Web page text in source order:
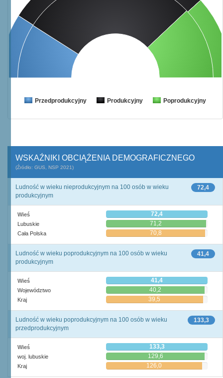
Przedprodukcyjny Produkcyjny Poprodukcyjny
WSKAŹNIKI OBCIĄŻENIA DEMOGRAFICZNEGO
(Źródło: GUS, NSP 2021)
72,4
Ludność w wieku nieprodukcyjnym na 100 osób w wieku
produkcyjnym
Wieś 72,4
Lubuskie 71,2
Cała Polska 70,8
41,4
Ludność w wieku poprodukcyjnym na 100 osób w wieku
produkcyjnym
Wieś 41,4
Województwo 40,2
Kraj 39,5
133,3
Ludność w wieku poprodukcyjnym na 100 osób w wieku
przedprodukcyjnym
Wieś 133,3
woj. lubuskie 129,6
Kraj 126,0